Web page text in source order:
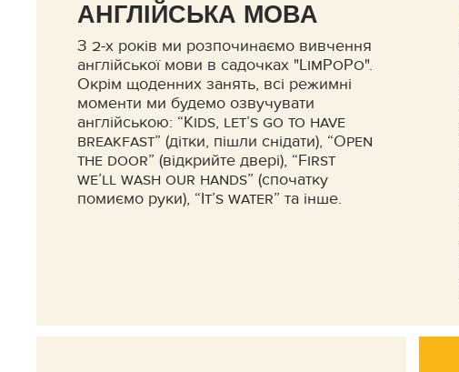
АНГЛІЙСЬКА МОВА
З 2-х років ми розпочинаємо вивчення
англійської мови в садочках "LimPoPo".
Окрім щоденних занять, всі режимні
моменти ми будемо озвучувати
англійською: “Kids, let’s go to have
breakfast” (дітки, пішли снідати), “Open
the door” (відкрийте двері), “First
we’ll wash our hands” (спочатку
помиємо руки), “It’s water” та інше.